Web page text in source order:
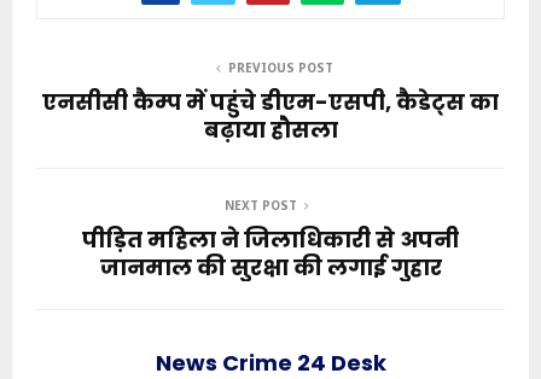
PREVIOUS POST
एनसीसी कैम्प में पहुंचे डीएम-एसपी, कैडेट्स का
बढ़ाया हौसला
NEXT POST
पीड़ित महिला ने जिलाधिकारी से अपनी
जानमाल की सुरक्षा की लगाई गुहार
News Crime 24 Desk